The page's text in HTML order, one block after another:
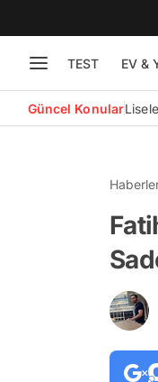
TEST EV &
Güncel Konular